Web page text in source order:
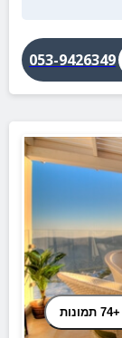
053-9426349
+74 תמונות